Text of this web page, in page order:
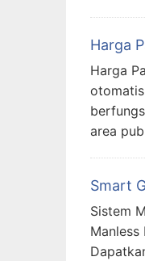
Harga
Harga
area
Smart
Sistem